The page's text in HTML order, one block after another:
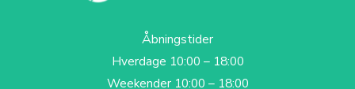
Åbningstider
Hverdage 10:00 – 18:00
Weekender 10:00 – 18:00